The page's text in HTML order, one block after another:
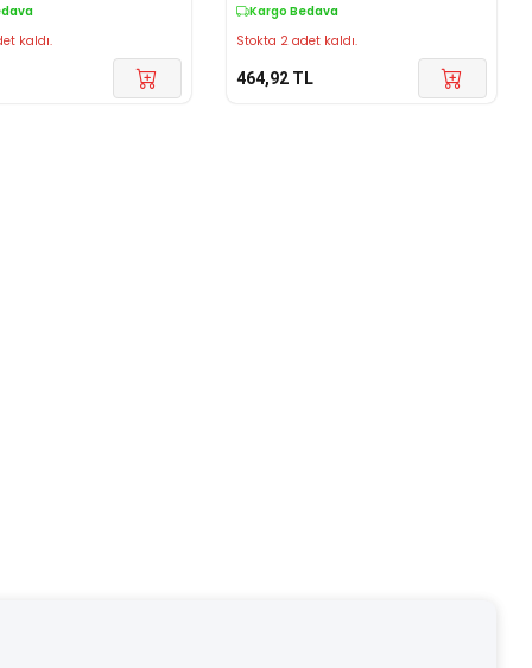
kaldı.
Kargo Bedava
Stokta 2 adet kaldı.
464,92 TL